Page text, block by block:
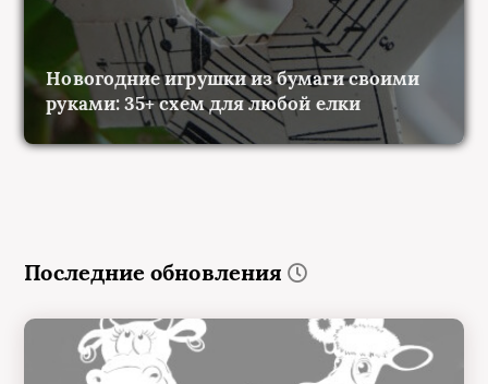
Новогодние игрушки из бумаги своими
руками: 35+ схем для любой елки
Последние обновления